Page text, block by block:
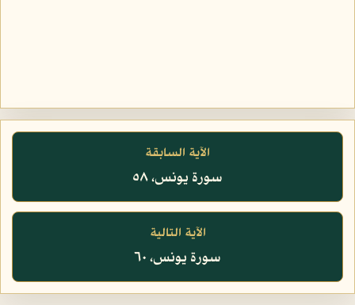
الآية السابقة
سورة يونس، ٥٨
الآية التالية
سورة يونس، ٦٠